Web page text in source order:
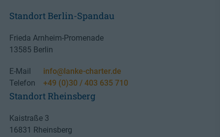
Standort Berlin-Spandau
Frieda Arnheim-Promenade
13585 Berlin
E-Mail
info@lanke-charter.de
Telefon
+49 (0)30 / 403 635 710
Standort Rheinsberg
Kaistraße 3
16831 Rheinsberg